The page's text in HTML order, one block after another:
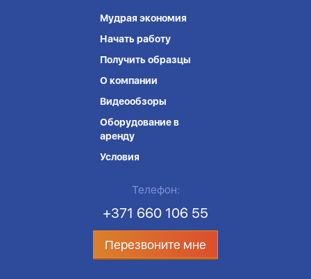
Мудрая экономия
Начать работу
Получить образцы
О компании
Видеообзоры
Оборудование в
аренду
Условия
Телефон:
+371 660 106 55
Перезвоните мне